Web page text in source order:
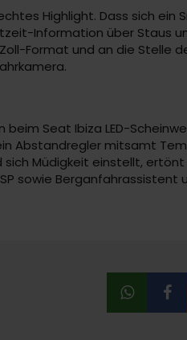
Highlight. Dass sich
Information über Staus
Format und an die Stelle
beim Seat Ibiza LED-
Abstandregler mitsamt
sich Müdigkeit einstellt,
sowie